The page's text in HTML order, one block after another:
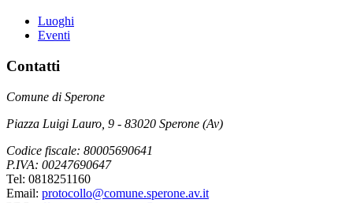
Luoghi
Eventi
Contatti
Comune di Sperone
Piazza Luigi Lauro, 9 - 83020 Sperone (Av)
Codice fiscale: 80005690641
P.IVA: 00247690647
Tel: 0818251160
Email: protocollo@comune.sperone.av.it